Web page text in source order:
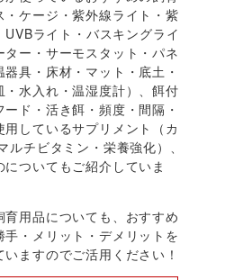
・ケージ・紫外線ライト・紫
ライト・バスキングライ
ター・サーモスタット・パネ
具・床材・マット・底土・
・水入れ・温湿度計）、餌付
ド・活き餌・頻度・間隔・
しているサプリメント（カ
ルチビタミン・栄養強化）、
ついてもご紹介していま
育用品についても、おすすめ
手・メリット・デメリットを
ますのでご活用ください！